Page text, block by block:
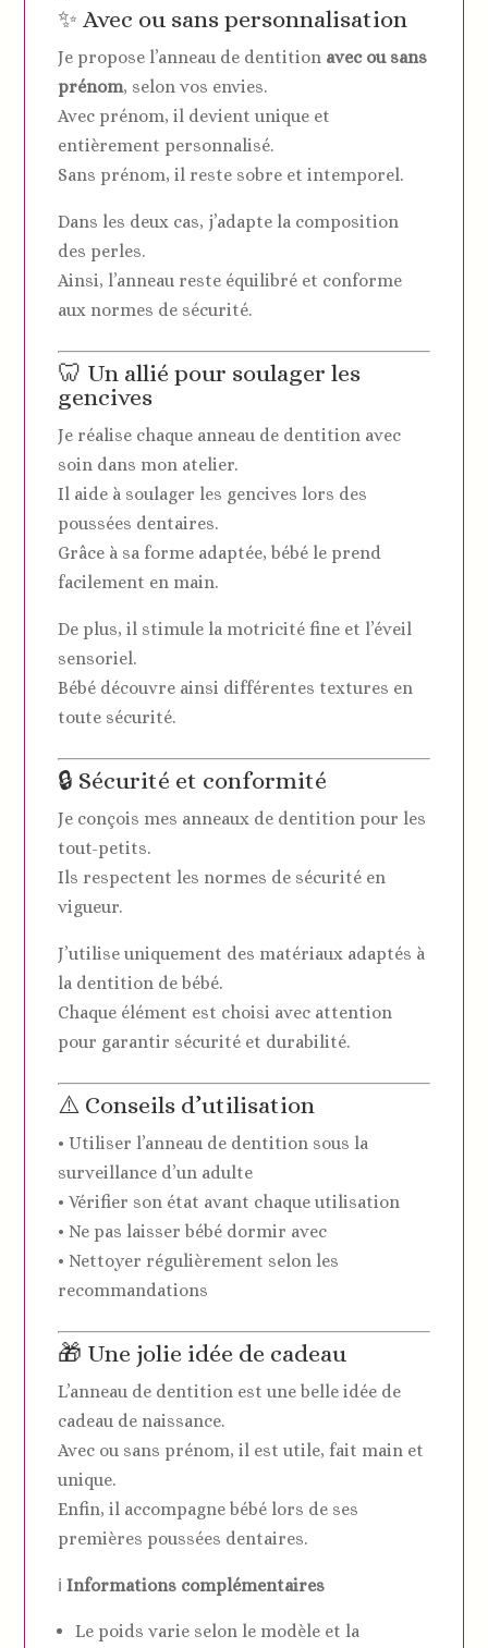
✨ Avec ou sans personnalisation
Je propose l’anneau de dentition avec ou sans
prénom, selon vos envies.
Avec prénom, il devient unique et
entièrement personnalisé.
Sans prénom, il reste sobre et intemporel.
Dans les deux cas, j’adapte la composition
des perles.
Ainsi, l’anneau reste équilibré et conforme
aux normes de sécurité.
🦷 Un allié pour soulager les
gencives
Je réalise chaque anneau de dentition avec
soin dans mon atelier.
Il aide à soulager les gencives lors des
poussées dentaires.
Grâce à sa forme adaptée, bébé le prend
facilement en main.
De plus, il stimule la motricité fine et l’éveil
sensoriel.
Bébé découvre ainsi différentes textures en
toute sécurité.
🔒 Sécurité et conformité
Je conçois mes anneaux de dentition pour les
tout-petits.
Ils respectent les normes de sécurité en
vigueur.
J’utilise uniquement des matériaux adaptés à
la dentition de bébé.
Chaque élément est choisi avec attention
pour garantir sécurité et durabilité.
⚠️ Conseils d’utilisation
• Utiliser l’anneau de dentition sous la
surveillance d’un adulte
• Vérifier son état avant chaque utilisation
• Ne pas laisser bébé dormir avec
• Nettoyer régulièrement selon les
recommandations
🎁 Une jolie idée de cadeau
L’anneau de dentition est une belle idée de
cadeau de naissance.
Avec ou sans prénom, il est utile, fait main et
unique.
Enfin, il accompagne bébé lors de ses
premières poussées dentaires.
ℹ️Informations complémentaires
Le poids varie selon le modèle et la